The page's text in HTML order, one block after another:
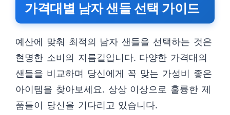
가격대별 남자 샌들 선택 가이드
예산에 맞춰 최적의 남자 샌들을 선택하는 것은
현명한 소비의 지름길입니다. 다양한 가격대의
샌들을 비교하며 당신에게 꼭 맞는 가성비 좋은
아이템을 찾아보세요. 상상 이상으로 훌륭한 제
품들이 당신을 기다리고 있습니다.